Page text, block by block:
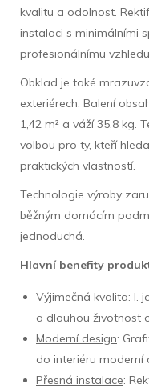
kvalitu a odolnost.
instalaci s minimálními
profesionálnímu
Obklad je také
exteriérech. Balení
1,42 m² a váží 35,8 kg.
volbou pro ty, kteří
praktických vlastností.
Technologie výroby
běžným domácím
jednoduchá.
Hlavní benefity
Výjimečná kvalita: I.
a dlouhou životnost
Moderní design:
do interiéru moderní
Přesná instalace: